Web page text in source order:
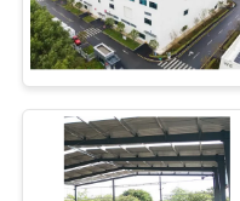
POLITICA
SULLA
RISERVATEZZA